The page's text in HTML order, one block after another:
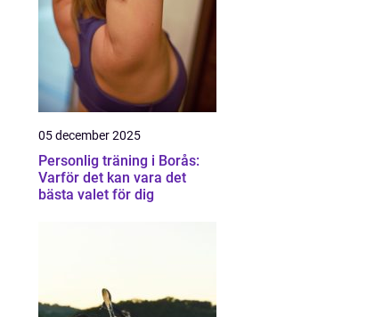
05 december 2025
Personlig träning i Borås:
Varför det kan vara det
bästa valet för dig